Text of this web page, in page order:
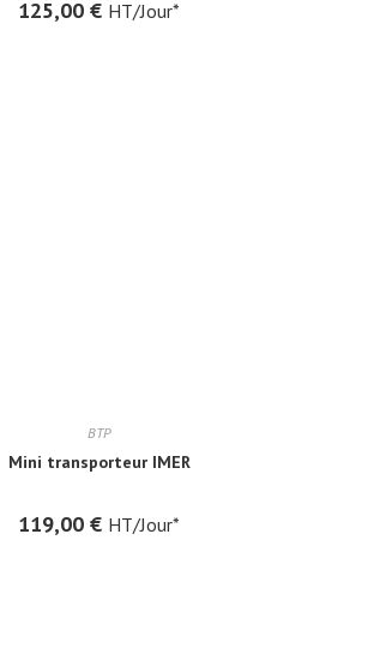
125,00 € HT/Jour*
BTP
Mini transporteur IMER
119,00 € HT/Jour*